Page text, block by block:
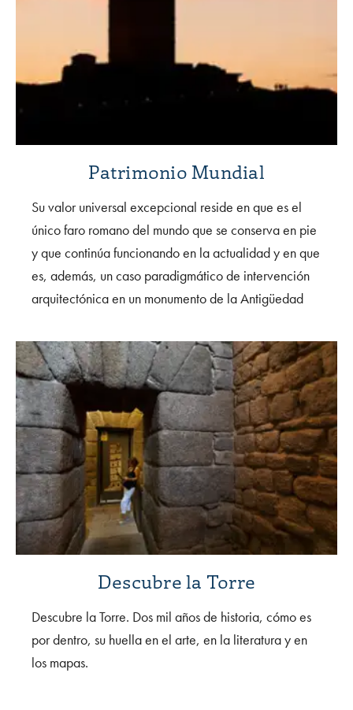
Patrimonio Mundial
Su valor universal excepcional reside en que es el
único faro romano del mundo que se conserva en pie
y que continúa funcionando en la actualidad y en que
es, además, un caso paradigmático de intervención
arquitectónica en un monumento de la Antigüedad
Descubre la Torre
Descubre la Torre. Dos mil años de historia, cómo es
por dentro, su huella en el arte, en la literatura y en
los mapas.